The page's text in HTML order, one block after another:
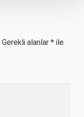
Gerekli alanlar * ile